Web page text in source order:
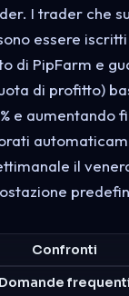
I trader che
essere
di PipFarm e
di profitto)
e aumentando
il
Confronti
Domande frequenti